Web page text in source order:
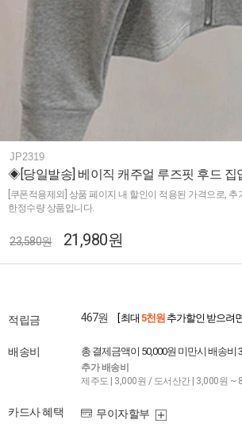
JP2319
◈[당일발송] 베이직 캐주얼 루즈핏 후드 집
[쿠폰적용제외] 상품 페이지 내 할인이 적용된 가격으로,
한정수량 상품입니다.
23,580원 21,980원
적립금 467원 [ 최대 5천원 추가할인 받으려면
배송비 총 결제금액이 50,000원 미만시 배송비
추가 배송비
제주도 | 3,000원 / 도서산간 | 3,000원 ~
카드사 혜택 무이자할부